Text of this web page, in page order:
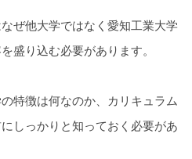
ぜ他大学ではなく愛知工業大学
盛り込む必要があります。
特徴は何なのか、カリキュラム
しっかりと知っておく必要があ